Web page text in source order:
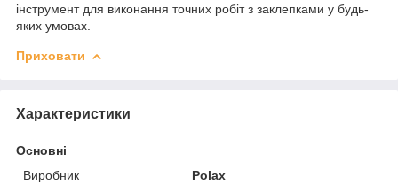
інструмент для виконання точних робіт з заклепками у будь-
яких умовах.
Приховати
Характеристики
Основні
Виробник
Polax